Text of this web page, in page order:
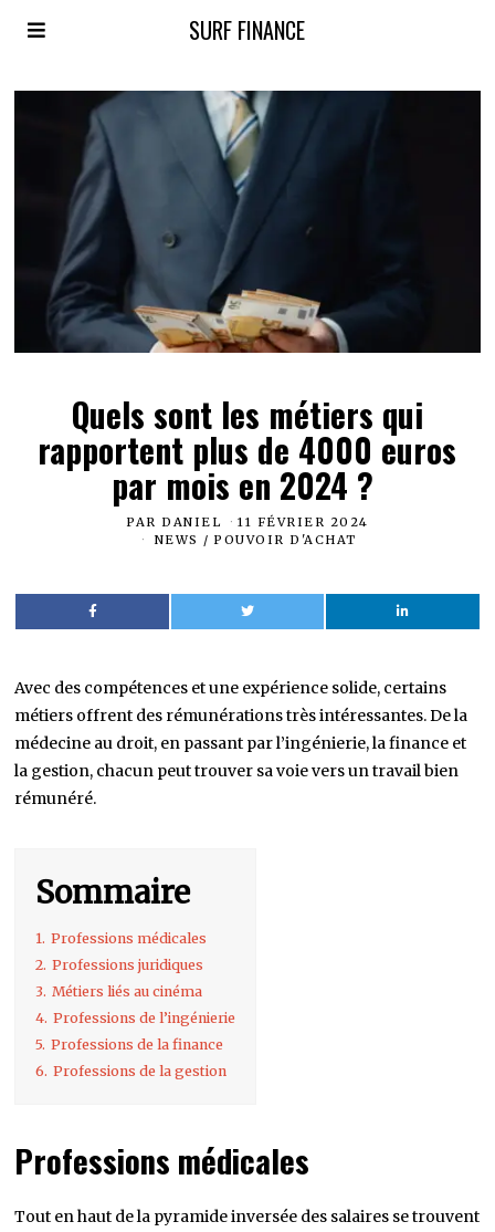
SURF FINANCE
Quels sont les métiers qui
rapportent plus de 4000 euros
par mois en 2024 ?
PARDANIEL
11 FÉVRIER 2024
NEWS / POUVOIR D'ACHAT
Avec des compétences et une expérience solide, certains
métiers offrent des rémunérations très intéressantes. De la
médecine au droit, en passant par l’ingénierie, la finance et
la gestion, chacun peut trouver sa voie vers un travail bien
rémunéré.
Sommaire
1. Professions médicales
2. Professions juridiques
3. Métiers liés au cinéma
4. Professions de l’ingénierie
5. Professions de la finance
6. Professions de la gestion
Professions médicales
Tout en haut de la pyramide inversée des salaires se trouvent